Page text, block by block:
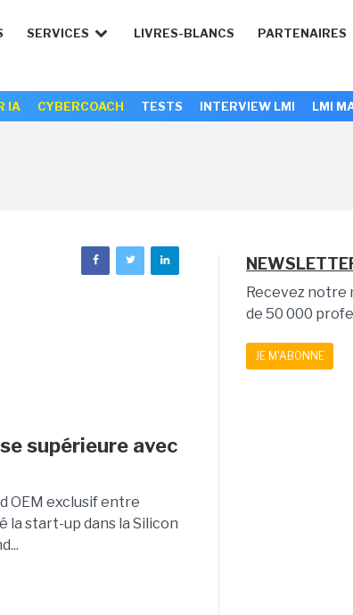
SERVICES LIVRES-BLANCS PARTENAIRES
IA CYBERCOACH TESTS INTERVIEW LMI LMI
supérieure avec
OEM exclusif entre
la start-up dans la Silicon
Recevez notre
de 50 000
JE M'ABONNE